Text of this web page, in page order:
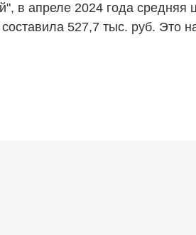
Привлечение инвестиций
в апреле 2024 года средняя
527,7 тыс. руб. Это